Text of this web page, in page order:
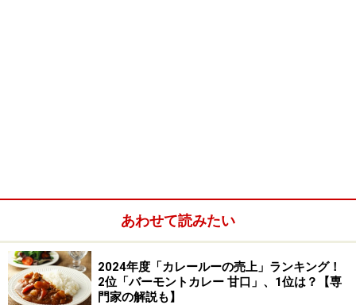
あわせて読みたい
2024年度「カレールーの売上」ランキング！
2位「バーモントカレー 甘口」、1位は？【専
門家の解説も】